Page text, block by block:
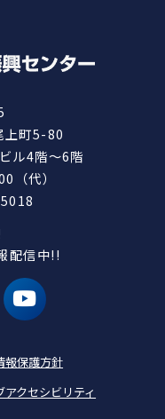
上町5-80
ル4階～6階
（代）
配信中!!
twitter）
youtube
報保護方針
アクセシビリティ